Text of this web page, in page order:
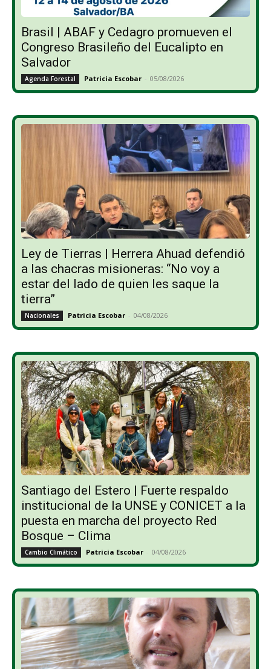
Brasil | ABAF y Cedagro promueven el
Congreso Brasileño del Eucalipto en
Salvador
Agenda Forestal Patricia Escobar - 05/08/2026
Ley de Tierras | Herrera Ahuad defendió
a las chacras misioneras: “No voy a
estar del lado de quien les saque la
tierra”
Nacionales Patricia Escobar - 04/08/2026
Santiago del Estero | Fuerte respaldo
institucional de la UNSE y CONICET a la
puesta en marcha del proyecto Red
Bosque – Clima
Cambio Climático Patricia Escobar - 04/08/2026